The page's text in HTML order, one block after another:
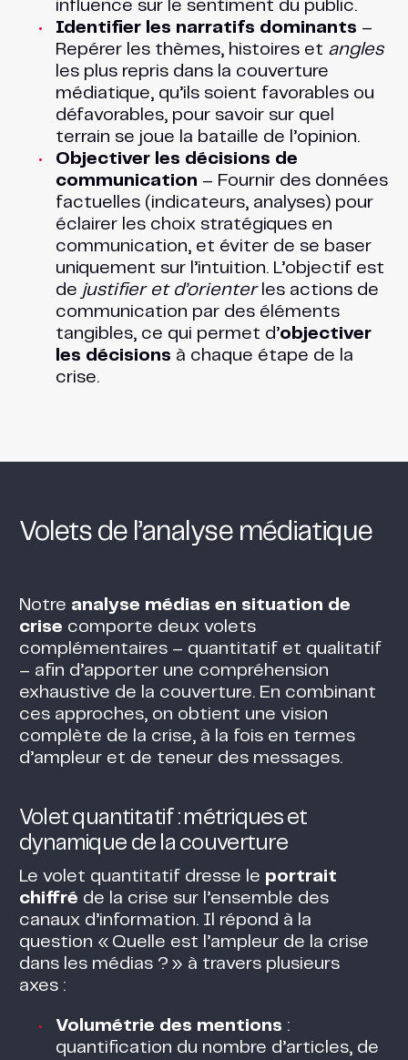
influence sur le sentiment du public.
Identifier les narratifs dominants –
Repérer les thèmes, histoires et angles
les plus repris dans la couverture
médiatique, qu’ils soient favorables ou
défavorables, pour savoir sur quel
terrain se joue la bataille de l’opinion.
Objectiver les décisions de
communication – Fournir des données
factuelles (indicateurs, analyses) pour
éclairer les choix stratégiques en
communication, et éviter de se baser
uniquement sur l’intuition. L’objectif est
de justifier et d’orienterles actions de
communication par des éléments
tangibles, ce qui permet d’objectiver
les décisions à chaque étape de la
crise.
Volets de l’analyse médiatique
Notre analyse médias en situation de
crise comporte deux volets
complémentaires – quantitatif et qualitatif
– afin d’apporter une compréhension
exhaustive de la couverture. En combinant
ces approches, on obtient une vision
complète de la crise, à la fois en termes
d’ampleur et de teneur des messages​.
Volet quantitatif : métriques et
dynamique de la couverture
Le volet quantitatif dresse le portrait
chiffré de la crise sur l’ensemble des
canaux d’information. Il répond à la
question « Quelle est l’ampleur de la crise
dans les médias ? » à travers plusieurs
axes :
Volumétrie des mentions :
quantification du nombre d’articles, de